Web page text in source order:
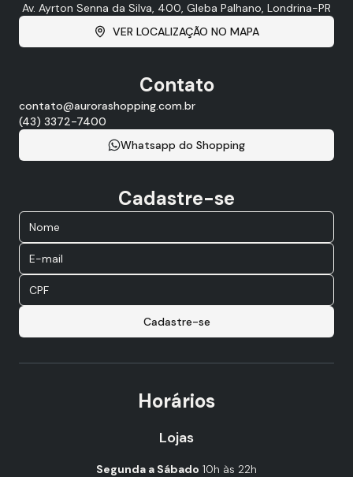
Av. Ayrton Senna da Silva, 400, Gleba Palhano, Londrina-PR
VER LOCALIZAÇÃO NO MAPA
Contato
contato@aurorashopping.com.br
(43) 3372-7400
Whatsapp do Shopping
Cadastre-se
Cadastre-se
Horários
Lojas
Segunda a Sábado 10h às 22h